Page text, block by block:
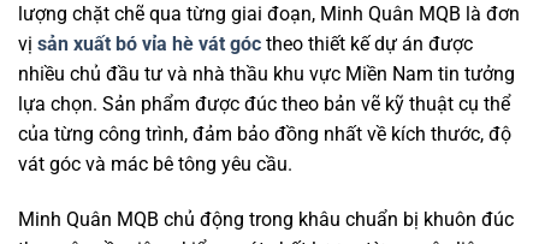
lượng chặt chẽ qua từng giai đoạn, Minh Quân MQB là đơn
vị sản xuất bó vỉa hè vát góc theo thiết kế dự án được
nhiều chủ đầu tư và nhà thầu khu vực Miền Nam tin tưởng
lựa chọn. Sản phẩm được đúc theo bản vẽ kỹ thuật cụ thể
của từng công trình, đảm bảo đồng nhất về kích thước, độ
vát góc và mác bê tông yêu cầu.
Minh Quân MQB chủ động trong khâu chuẩn bị khuôn đúc